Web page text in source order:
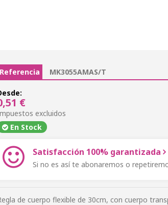
Referencia MK3055AMAS/T
€
excluidos
En Stock
Satisfacción 100% garantizada
Si no es así te abonaremos o
de cuerpo flexible de 30cm, con cuerpo